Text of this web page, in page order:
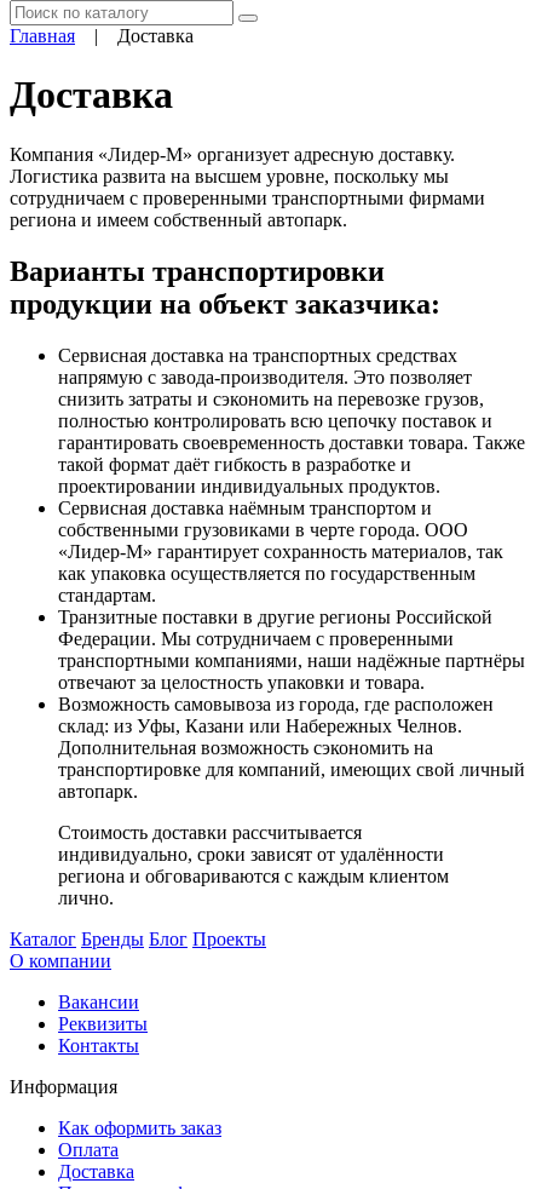
Поиск
Главная | Доставка
Доставка
Компания «Лидер-М» организует адресную доставку.
Логистика развита на высшем уровне, поскольку мы
сотрудничаем с проверенными транспортными фирмами
региона и имеем собственный автопарк.
Варианты транспортировки
продукции на объект заказчика:
Сервисная доставка на транспортных средствах
напрямую с завода-производителя. Это позволяет
снизить затраты и сэкономить на перевозке грузов,
полностью контролировать всю цепочку поставок и
гарантировать своевременность доставки товара. Также
такой формат даёт гибкость в разработке и
проектировании индивидуальных продуктов.
Сервисная доставка наёмным транспортом и
собственными грузовиками в черте города. ООО
«Лидер-М» гарантирует сохранность материалов, так
как упаковка осуществляется по государственным
стандартам.
Транзитные поставки в другие регионы Российской
Федерации. Мы сотрудничаем с проверенными
транспортными компаниями, наши надёжные партнёры
отвечают за целостность упаковки и товара.
Возможность самовывоза из города, где расположен
склад: из Уфы, Казани или Набережных Челнов.
Дополнительная возможность сэкономить на
транспортировке для компаний, имеющих свой личный
автопарк.
Стоимость доставки рассчитывается
индивидуально, сроки зависят от удалённости
региона и обговариваются с каждым клиентом
лично.
Каталог Бренды Блог Проекты
О компании
Вакансии
Реквизиты
Контакты
Информация
Как оформить заказ
Оплата
Доставка